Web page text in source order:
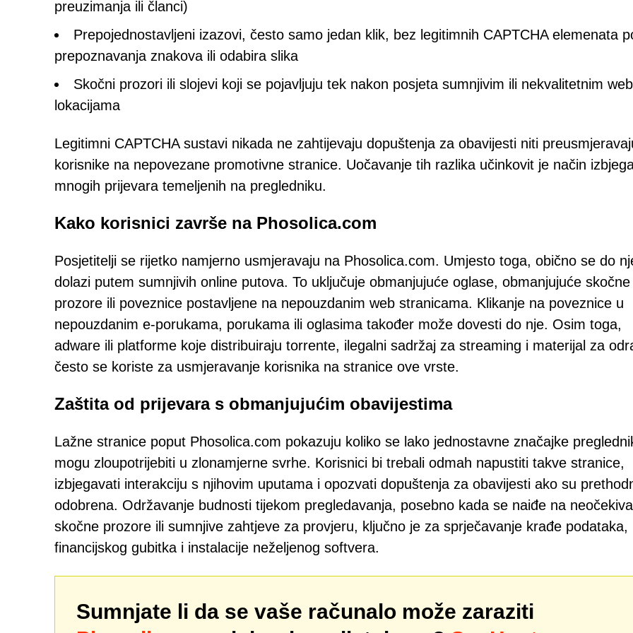
preuzimanja ili članci)
Prepojednostavljeni izazovi, često samo jedan klik, bez legitimnih CAPTCHA elemenata
prepoznavanja znakova ili odabira slika
Skočni prozori ili slojevi koji se pojavljuju tek nakon posjeta sumnjivim ili nekvalitetnim
lokacijama
Legitimni CAPTCHA sustavi nikada ne zahtijevaju dopuštenja za obavijesti niti
korisnike na nepovezane promotivne stranice. Uočavanje tih razlika učinkovit je način
mnogih prijevara temeljenih na pregledniku.
Kako korisnici završe na Phosolica.com
Posjetitelji se rijetko namjerno usmjeravaju na Phosolica.com. Umjesto toga, obično se do
dolazi putem sumnjivih online putova. To uključuje obmanjujuće oglase, obmanjujuće skočne
prozore ili poveznice postavljene na nepouzdanim web stranicama. Klikanje na poveznice u
nepouzdanim e-porukama, porukama ili oglasima također može dovesti do nje. Osim toga,
adware ili platforme koje distribuiraju torrente, ilegalni sadržaj za streaming i materijal za
često se koriste za usmjeravanje korisnika na stranice ove vrste.
Zaštita od prijevara s obmanjujućim obavijestima
Lažne stranice poput Phosolica.com pokazuju koliko se lako jednostavne značajke
mogu zloupotrijebiti u zlonamjerne svrhe. Korisnici bi trebali odmah napustiti takve stranice,
izbjegavati interakciju s njihovim uputama i opozvati dopuštenja za obavijesti ako su
odobrena. Održavanje budnosti tijekom pregledavanja, posebno kada se naiđe na
skočne prozore ili sumnjive zahtjeve za provjeru, ključno je za sprječavanje krađe podataka,
financijskog gubitka i instalacije neželjenog softvera.
Sumnjate li da se vaše računalo može zaraziti